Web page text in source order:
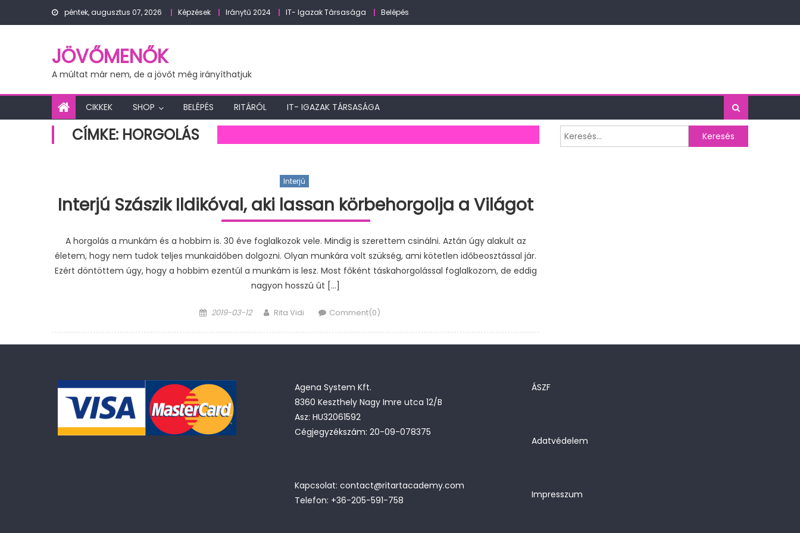
péntek, augusztus 07, 2026 Képzések Iránytű 2024 IT- Igazak Társasága Belépés
JÖVŐMENŐK
A múltat már nem, de a jövőt még irányíthatjuk
CIKKEK SHOP BELÉPÉS RITÁRÓL IT- IGAZAK TÁRSASÁGA
CÍMKE: HORGOLÁS
Interjú
Interjú Szászik Ildikóval, aki lassan körbehorgolja a Világot
A horgolás a munkám és a hobbim is. 30 éve foglalkozok vele. Mindig is szerettem csinálni. Aztán úgy alakult az
életem, hogy nem tudok teljes munkaidőben dolgozni. Olyan munkára volt szükség, ami kötetlen időbeosztással jár.
Ezért döntöttem úgy, hogy a hobbim ezentúl a munkám is lesz. Most főként táskahorgolással foglalkozom, de eddig
nagyon hosszú út […]
Posted
2019-03-12 Author
Rita Vidi Comment(0)
Keresés:
Agena System Kft.
8360 Keszthely Nagy Imre utca 12/B
Asz: HU32061592
Cégjegyzékszám: 20-09-078375
Kapcsolat: contact@ritartacademy.com
Telefon: +36-205-591-758
ÁSZF
Adatvédelem
Impresszum